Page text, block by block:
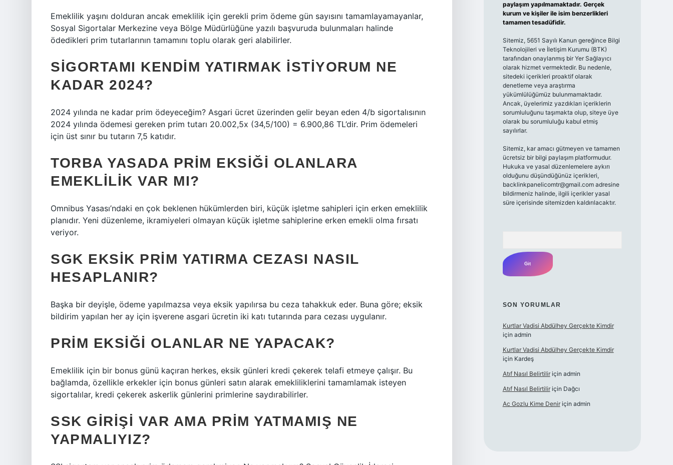
Emeklilik yaşını dolduran ancak emeklilik için gerekli prim ödeme gün sayısını tamamlayamayanlar,
Sosyal Sigortalar Merkezine veya Bölge Müdürlüğüne yazılı başvuruda bulunmaları halinde
ödedikleri prim tutarlarının tamamını toplu olarak geri alabilirler.
SIGORTAMI KENDIM YATIRMAK ISTIYORUM NE
KADAR 2024?
2024 yılında ne kadar prim ödeyeceğim? Asgari ücret üzerinden gelir beyan eden 4/b sigortalısının
2024 yılında ödemesi gereken prim tutarı 20.002,5x (34,5/100) = 6.900,86 TL’dir. Prim ödemeleri
için üst sınır bu tutarın 7,5 katıdır.
TORBA YASADA PRIM EKSIĞI OLANLARA
EMEKLILIK VAR MI?
Omnibus Yasası’ndaki en çok beklenen hükümlerden biri, küçük işletme sahipleri için erken emeklilik
planıdır. Yeni düzenleme, ikramiyeleri olmayan küçük işletme sahiplerine erken emekli olma fırsatı
veriyor.
SGK EKSIK PRIM YATIRMA CEZASI NASIL
HESAPLANIR?
Başka bir deyişle, ödeme yapılmazsa veya eksik yapılırsa bu ceza tahakkuk eder. Buna göre; eksik
bildirim yapılan her ay için işverene asgari ücretin iki katı tutarında para cezası uygulanır.
PRIM EKSIĞI OLANLAR NE YAPACAK?
Emeklilik için bir bonus günü kaçıran herkes, eksik günleri kredi çekerek telafi etmeye çalışır. Bu
bağlamda, özellikle erkekler için bonus günleri satın alarak emekliliklerini tamamlamak isteyen
sigortalılar, kredi çekerek askerlik günlerini primlerine saydırabilirler.
SSK GIRIŞI VAR AMA PRIM YATMAMIŞ NE
YAPMALIYIZ?
paylaşım yapılmamaktadır. Gerçek
kurum ve kişiler ile isim benzerlikleri
tamamen tesadüfidir.
Sitemiz, 5651 Sayılı Kanun gereğince Bilgi
Teknolojileri ve İletişim Kurumu (BTK)
tarafından onaylanmış bir Yer Sağlayıcı
olarak hizmet vermektedir. Bu nedenle,
sitedeki içerikleri proaktif olarak
denetleme veya araştırma
yükümlülüğümüz bulunmamaktadır.
Ancak, üyelerimiz yazdıkları içeriklerin
sorumluluğunu taşımakta olup, siteye üye
olarak bu sorumluluğu kabul etmiş
sayılırlar.
Sitemiz, kar amacı gütmeyen ve tamamen
ücretsiz bir bilgi paylaşım platformudur.
Hukuka ve yasal düzenlemelere aykırı
olduğunu düşündüğünüz içerikleri,
backlinkpanelicomtr@gmail.comadresine
bildirmeniz halinde, ilgili içerikler yasal
süre içerisinde sitemizden kaldırılacaktır.
SON YORUMLAR
Kurtlar Vadisi Abdülhey Gerçekte Kimdir
için admin
Kurtlar Vadisi Abdülhey Gerçekte Kimdir
için Kardeş
Atıf Nasıl Belirtiliriçin admin
Atıf Nasıl Belirtiliriçin Dağcı
Ac Gozlu Kime Deniriçin admin